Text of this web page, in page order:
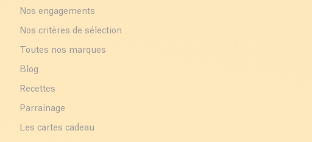
Nos engagements
Nos critères de sélection
Toutes nos marques
Blog
Recettes
Parrainage
Les cartes cadeau